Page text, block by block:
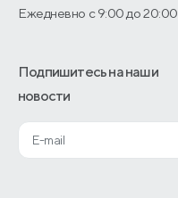
Ежедневно с 9:00 до 20:00
Подпишитесь на наши
новости